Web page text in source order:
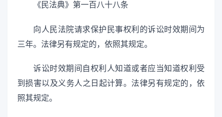
《民法典》第一百八十八条
向人民法院请求保护民事权利的诉讼时效期间为
三年。法律另有规定的，依照其规定。
诉讼时效期间自权利人知道或者应当知道权利受
到损害以及义务人之日起计算。法律另有规定的，依
照其规定。